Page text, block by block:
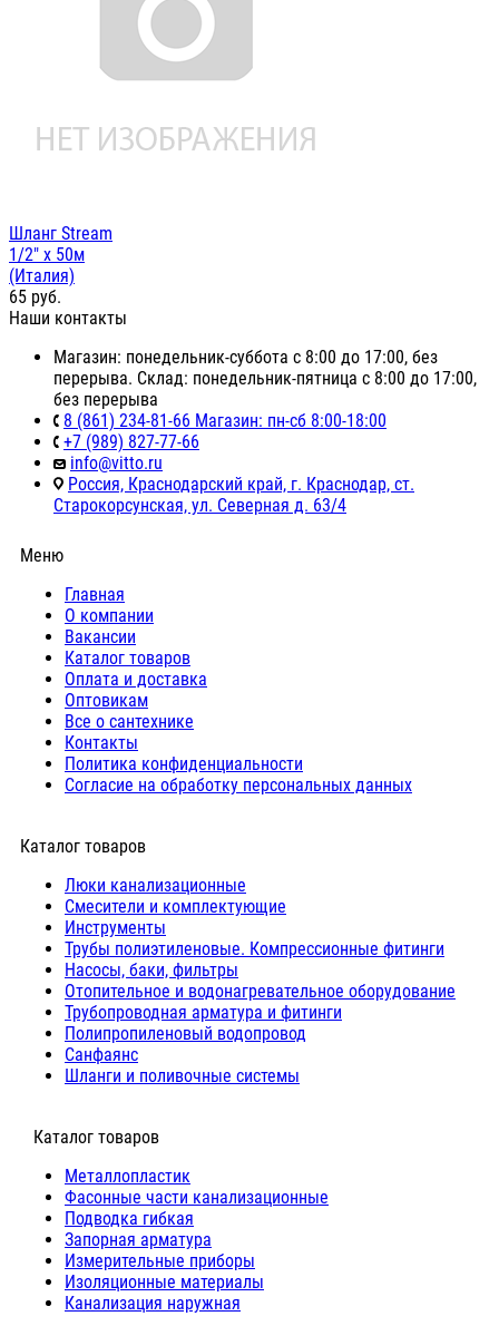
Шланг Stream
1/2" x 50м
(Италия)
65 руб.
Наши контакты
Магазин: понедельник-суббота с 8:00 до 17:00, без
перерыва. Склад: понедельник-пятница с 8:00 до 17:00,
без перерыва
8 (861) 234-81-66 Магазин: пн-сб 8:00-18:00
+7 (989) 827-77-66
info@vitto.ru
Россия, Краснодарский край, г. Краснодар, ст.
Старокорсунская, ул. Северная д. 63/4
Меню
Главная
О компании
Вакансии
Каталог товаров
Оплата и доставка
Оптовикам
Все о сантехнике
Контакты
Политика конфиденциальности
Согласие на обработку персональных данных
Каталог товаров
Люки канализационные
Cмесители и комплектующие
Инструменты
Трубы полиэтиленовые. Компрессионные фитинги
Насосы, баки, фильтры
Отопительное и водонагревательное оборудование
Трубопроводная арматура и фитинги
Полипропиленовый водопровод
Санфаянс
Шланги и поливочные системы
⠀Каталог товаров
Металлопластик
Фасонные части канализационные
Подводка гибкая
Запорная арматура
Измерительные приборы
Изоляционные материалы
Канализация наружная